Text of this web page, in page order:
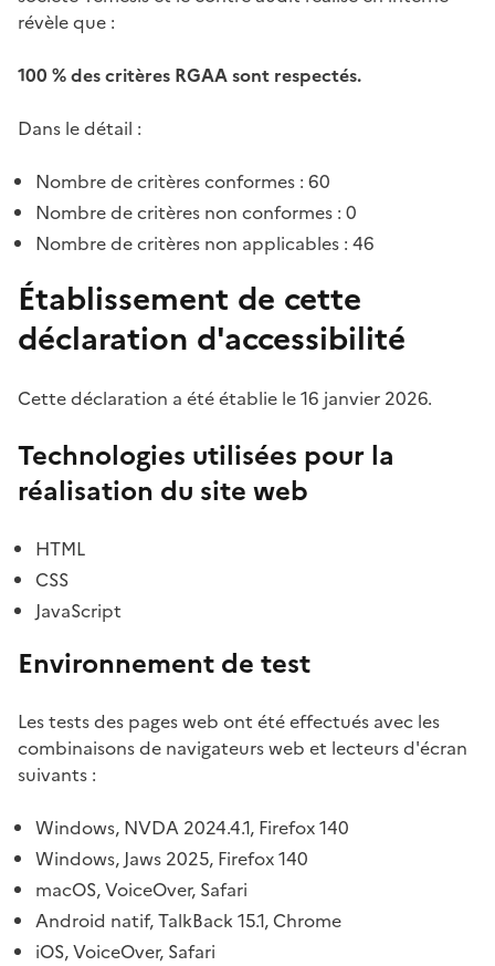
révèle que :
100 % des critères RGAA sont respectés.
Dans le détail :
Nombre de critères conformes : 60
Nombre de critères non conformes : 0
Nombre de critères non applicables : 46
Établissement de cette
déclaration d'accessibilité
Cette déclaration a été établie le 16 janvier 2026.
Technologies utilisées pour la
réalisation du site web
HTML
CSS
JavaScript
Environnement de test
Les tests des pages web ont été effectués avec les
combinaisons de navigateurs web et lecteurs d'écran
suivants :
Windows, NVDA 2024.4.1, Firefox 140
Windows, Jaws 2025, Firefox 140
macOS, VoiceOver, Safari
Android natif, TalkBack 15.1, Chrome
iOS, VoiceOver, Safari